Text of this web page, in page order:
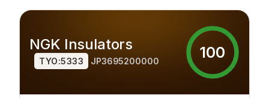
NGK Insulators
TYO:5333 JP3695200000 100